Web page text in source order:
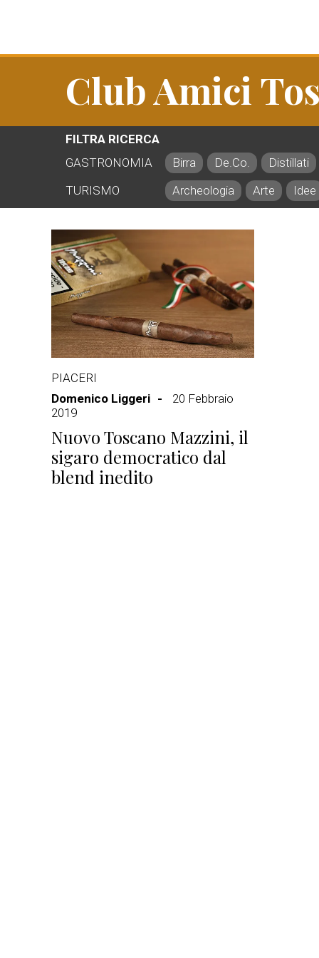
Club Amici
FILTRA RICERCA
GASTRONOMIA
Birra De.Co.
Distillati
TURISMO
Archeologia Arte Idee
PIACERI
Domenico Liggeri
20 Febbraio
2019
Nuovo Toscano Mazzini, il
sigaro democratico dal
blend inedito